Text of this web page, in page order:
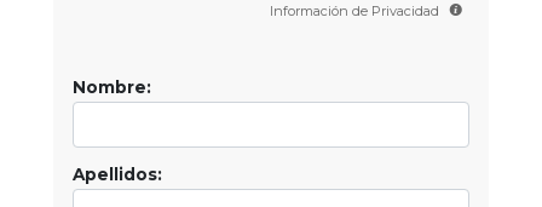
Información de Privacidad
Nombre:
Apellidos: